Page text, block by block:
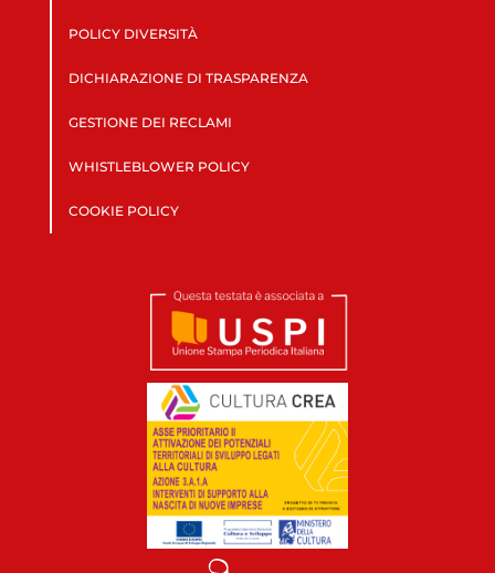
POLICY DIVERSITÀ
DICHIARAZIONE DI TRASPARENZA
GESTIONE DEI RECLAMI
WHISTLEBLOWER POLICY
COOKIE POLICY